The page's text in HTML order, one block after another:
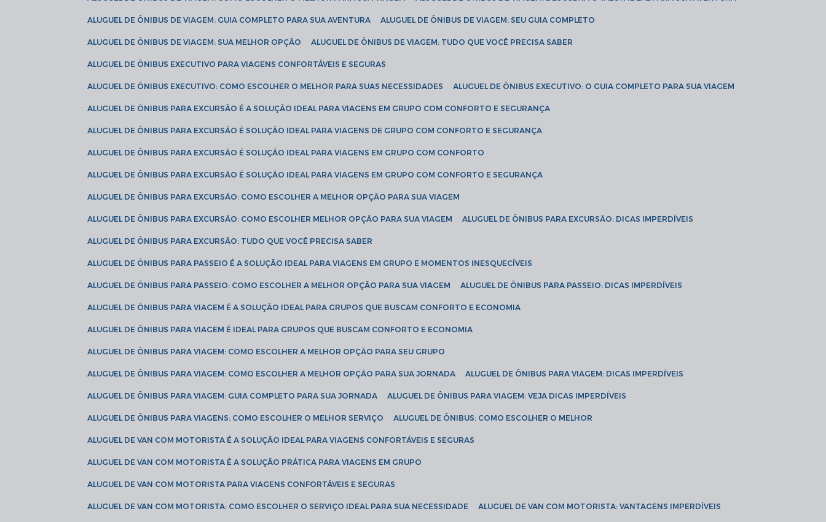
ALUGUEL DE ÔNIBUS DE VIAGEM: GUIA COMPLETO PARA SUA AVENTURA ALUGUEL DE ÔNIBUS DE VIAGEM: SEU GUIA COMPLETO
ALUGUEL DE ÔNIBUS DE VIAGEM: SUA MELHOR OPÇÃO ALUGUEL DE ÔNIBUS DE VIAGEM: TUDO QUE VOCÊ PRECISA SABER
ALUGUEL DE ÔNIBUS EXECUTIVO PARA VIAGENS CONFORTÁVEIS E SEGURAS
ALUGUEL DE ÔNIBUS EXECUTIVO: COMO ESCOLHER O MELHOR PARA SUAS NECESSIDADES ALUGUEL DE ÔNIBUS EXECUTIVO: O GUIA COMPLETO PARA SUA VIAGEM
ALUGUEL DE ÔNIBUS PARA EXCURSÃO É A SOLUÇÃO IDEAL PARA VIAGENS EM GRUPO COM CONFORTO E SEGURANÇA
ALUGUEL DE ÔNIBUS PARA EXCURSÃO É SOLUÇÃO IDEAL PARA VIAGENS DE GRUPO COM CONFORTO E SEGURANÇA
ALUGUEL DE ÔNIBUS PARA EXCURSÃO É SOLUÇÃO IDEAL PARA VIAGENS EM GRUPO COM CONFORTO
ALUGUEL DE ÔNIBUS PARA EXCURSÃO É SOLUÇÃO IDEAL PARA VIAGENS EM GRUPO COM CONFORTO E SEGURANÇA
ALUGUEL DE ÔNIBUS PARA EXCURSÃO: COMO ESCOLHER A MELHOR OPÇÃO PARA SUA VIAGEM
ALUGUEL DE ÔNIBUS PARA EXCURSÃO: COMO ESCOLHER MELHOR OPÇÃO PARA SUA VIAGEM ALUGUEL DE ÔNIBUS PARA EXCURSÃO: DICAS IMPERDÍVEIS
ALUGUEL DE ÔNIBUS PARA EXCURSÃO: TUDO QUE VOCÊ PRECISA SABER
ALUGUEL DE ÔNIBUS PARA PASSEIO É A SOLUÇÃO IDEAL PARA VIAGENS EM GRUPO E MOMENTOS INESQUECÍVEIS
ALUGUEL DE ÔNIBUS PARA PASSEIO: COMO ESCOLHER A MELHOR OPÇÃO PARA SUA VIAGEM ALUGUEL DE ÔNIBUS PARA PASSEIO: DICAS IMPERDÍVEIS
ALUGUEL DE ÔNIBUS PARA VIAGEM É A SOLUÇÃO IDEAL PARA GRUPOS QUE BUSCAM CONFORTO E ECONOMIA
ALUGUEL DE ÔNIBUS PARA VIAGEM É IDEAL PARA GRUPOS QUE BUSCAM CONFORTO E ECONOMIA
ALUGUEL DE ÔNIBUS PARA VIAGEM: COMO ESCOLHER A MELHOR OPÇÃO PARA SEU GRUPO
ALUGUEL DE ÔNIBUS PARA VIAGEM: COMO ESCOLHER A MELHOR OPÇÃO PARA SUA JORNADA ALUGUEL DE ÔNIBUS PARA VIAGEM: DICAS IMPERDÍVEIS
ALUGUEL DE ÔNIBUS PARA VIAGEM: GUIA COMPLETO PARA SUA JORNADA ALUGUEL DE ÔNIBUS PARA VIAGEM: VEJA DICAS IMPERDÍVEIS
ALUGUEL DE ÔNIBUS PARA VIAGENS: COMO ESCOLHER O MELHOR SERVIÇO ALUGUEL DE ÔNIBUS: COMO ESCOLHER O MELHOR
ALUGUEL DE VAN COM MOTORISTA É A SOLUÇÃO IDEAL PARA VIAGENS CONFORTÁVEIS E SEGURAS
ALUGUEL DE VAN COM MOTORISTA É A SOLUÇÃO PRÁTICA PARA VIAGENS EM GRUPO
ALUGUEL DE VAN COM MOTORISTA PARA VIAGENS CONFORTÁVEIS E SEGURAS
ALUGUEL DE VAN COM MOTORISTA: COMO ESCOLHER O SERVIÇO IDEAL PARA SUA NECESSIDADE ALUGUEL DE VAN COM MOTORISTA: VANTAGENS IMPERDÍVEIS